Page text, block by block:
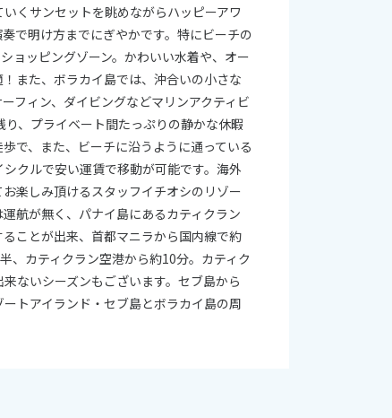
くサンセットを眺めながらハッピーアワ
で明け方までにぎやかです。特にビーチの
ョッピングゾーン。かわいい水着や、オー
また、ボラカイ島では、沖合いの小さな
フィン、ダイビングなどマリンアクティビ
、プライベート間たっぷりの静かな休暇
で、また、ビーチに沿うように通っている
クルで安い運賃で移動が可能です。海外
楽しみ頂けるスタッフイチオシのリゾー
航が無く、パナイ島にあるカティクラン
ことが出来、首都マニラから国内線で約
、カティクラン空港から約10分。カティク
ないシーズンもございます。セブ島から
トアイランド・セブ島とボラカイ島の周